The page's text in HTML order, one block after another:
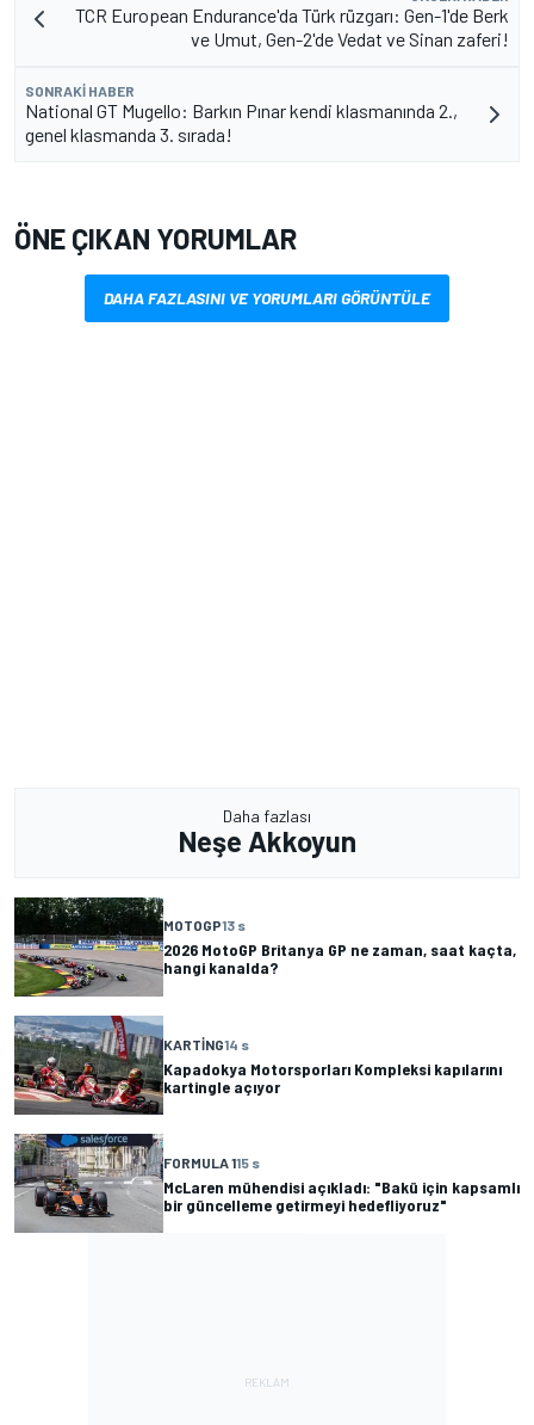
TCR European Endurance'da Türk rüzgarı: Gen-1'de Berk
ve Umut, Gen-2'de Vedat ve Sinan zaferi!
SONRAKI HABER
National GT Mugello: Barkın Pınar kendi klasmanında 2.,
genel klasmanda 3. sırada!
ÖNE ÇIKAN YORUMLAR
DAHA FAZLASINI VE YORUMLARI GÖRÜNTÜLE
Daha fazlası
Neşe Akkoyun
MOTOGP13 s
2026 MotoGP Britanya GP ne zaman, saat kaçta,
hangi kanalda?
KARTING14 s
Kapadokya Motorsporları Kompleksi kapılarını
kartingle açıyor
FORMULA 115 s
McLaren mühendisi açıkladı: "Bakü için kapsamlı
bir güncelleme getirmeyi hedefliyoruz"